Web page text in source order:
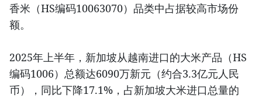
香米（HS编码10063070）品类中占据较高市场份
额。
2025年上半年，新加坡从越南进口的大米产品（HS
编码1006）总额达6090万新元（约合3.3亿元人民
币），同比下降17.1%，占新加坡大米进口总量的